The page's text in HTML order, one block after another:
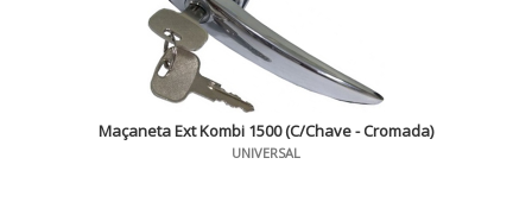
Maçaneta Ext Kombi 1500 (C/Chave - Cromada)
UNIVERSAL